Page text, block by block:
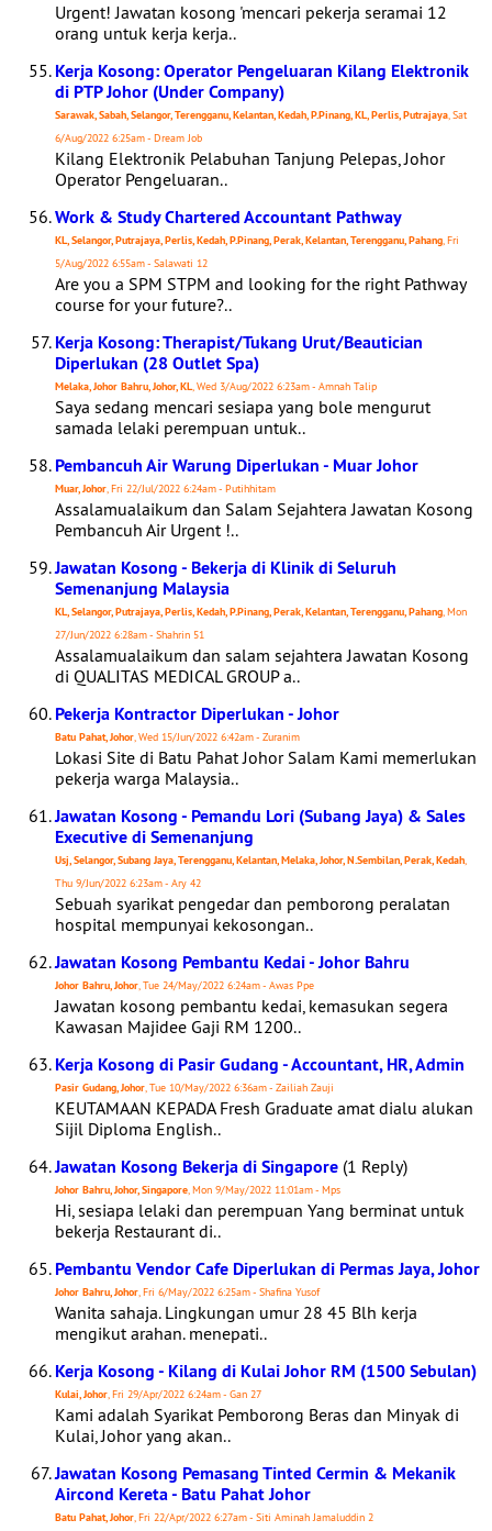
Urgent! Jawatan kosong 'mencari pekerja seramai 12
orang untuk kerja kerja..
Kerja Kosong: Operator Pengeluaran Kilang Elektronik
di PTP Johor (Under Company)
Sarawak, Sabah, Selangor, Terengganu, Kelantan, Kedah, P.Pinang, KL, Perlis, Putrajaya, Sat
6/Aug/2022 6:25am - Dream Job
Kilang Elektronik Pelabuhan Tanjung Pelepas, Johor
Operator Pengeluaran..
Work & Study Chartered Accountant Pathway
KL, Selangor, Putrajaya, Perlis, Kedah, P.Pinang, Perak, Kelantan, Terengganu, Pahang, Fri
5/Aug/2022 6:55am - Salawati 12
Are you a SPM STPM and looking for the right Pathway
course for your future?..
Kerja Kosong: Therapist/Tukang Urut/Beautician
Diperlukan (28 Outlet Spa)
Melaka, Johor Bahru, Johor, KL, Wed 3/Aug/2022 6:23am - Amnah Talip
Saya sedang mencari sesiapa yang bole mengurut
samada lelaki perempuan untuk..
Pembancuh Air Warung Diperlukan - Muar Johor
Muar, Johor, Fri 22/Jul/2022 6:24am - Putihhitam
Assalamualaikum dan Salam Sejahtera Jawatan Kosong
Pembancuh Air Urgent !..
Jawatan Kosong - Bekerja di Klinik di Seluruh
Semenanjung Malaysia
KL, Selangor, Putrajaya, Perlis, Kedah, P.Pinang, Perak, Kelantan, Terengganu, Pahang, Mon
27/Jun/2022 6:28am - Shahrin 51
Assalamualaikum dan salam sejahtera Jawatan Kosong
di QUALITAS MEDICAL GROUP a..
Pekerja Kontractor Diperlukan - Johor
Batu Pahat, Johor, Wed 15/Jun/2022 6:42am - Zuranim
Lokasi Site di Batu Pahat Johor Salam Kami memerlukan
pekerja warga Malaysia..
Jawatan Kosong - Pemandu Lori (Subang Jaya) & Sales
Executive di Semenanjung
Usj, Selangor, Subang Jaya, Terengganu, Kelantan, Melaka, Johor, N.Sembilan, Perak, Kedah,
Thu 9/Jun/2022 6:23am - Ary 42
Sebuah syarikat pengedar dan pemborong peralatan
hospital mempunyai kekosongan..
Jawatan Kosong Pembantu Kedai - Johor Bahru
Johor Bahru, Johor, Tue 24/May/2022 6:24am - Awas Ppe
Jawatan kosong pembantu kedai, kemasukan segera
Kawasan Majidee Gaji RM 1200..
Kerja Kosong di Pasir Gudang - Accountant, HR, Admin
Pasir Gudang, Johor, Tue 10/May/2022 6:36am - Zailiah Zauji
KEUTAMAAN KEPADA Fresh Graduate amat dialu alukan
Sijil Diploma English..
Jawatan Kosong Bekerja di Singapore (1 Reply)
Johor Bahru, Johor, Singapore, Mon 9/May/2022 11:01am - Mps
Hi, sesiapa lelaki dan perempuan Yang berminat untuk
bekerja Restaurant di..
Pembantu Vendor Cafe Diperlukan di Permas Jaya, Johor
Johor Bahru, Johor, Fri 6/May/2022 6:25am - Shafina Yusof
Wanita sahaja. Lingkungan umur 28 45 Blh kerja
mengikut arahan. menepati..
Kerja Kosong - Kilang di Kulai Johor RM (1500 Sebulan)
Kulai, Johor, Fri 29/Apr/2022 6:24am - Gan 27
Kami adalah Syarikat Pemborong Beras dan Minyak di
Kulai, Johor yang akan..
Jawatan Kosong Pemasang Tinted Cermin & Mekanik
Aircond Kereta - Batu Pahat Johor
Batu Pahat, Johor, Fri 22/Apr/2022 6:27am - Siti Aminah Jamaluddin 2